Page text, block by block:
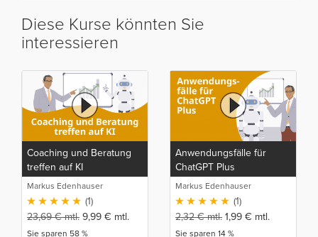
Diese Kurse könnten Sie
interessieren
Coaching und Beratung
treffen auf KI
Markus Edenhauser
(1)
23,69€mtl. 9,99 € mtl.
Sie sparen 58 %
Anwendungsfälle für
ChatGPT Plus
Markus Edenhauser
(1)
2,32€mtl. 1,99 € mtl.
Sie sparen 14 %